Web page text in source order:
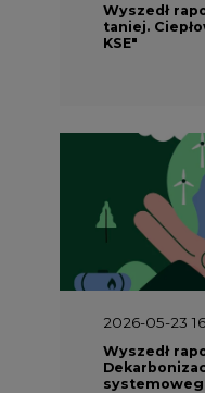
Wyszedł
taniej.
KSE"
2026-05-23
Wyszedł